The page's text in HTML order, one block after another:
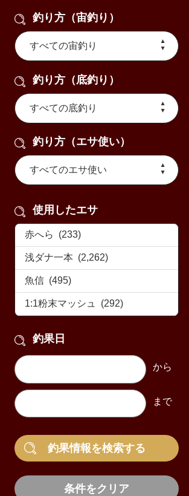
釣り方（宙釣り）
釣り方（底釣り）
釣り方（エサ使い）
使用したエサ
釣果日
条件をクリア